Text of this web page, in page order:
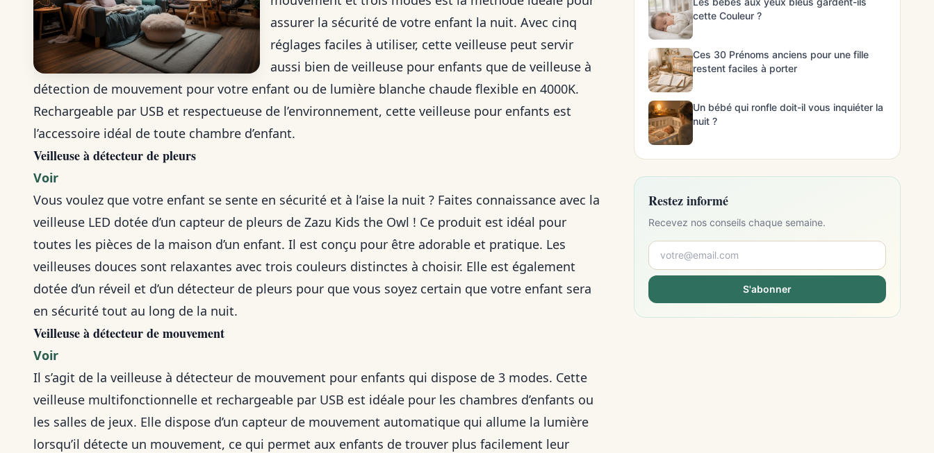
assurer la sécurité de votre enfant la nuit. Avec cinq
réglages faciles à utiliser, cette veilleuse peut servir
aussi bien de veilleuse pour enfants que de veilleuse à
détection de mouvement pour votre enfant ou de lumière blanche chaude flexible en 4000K.
Rechargeable par USB et respectueuse de l’environnement, cette veilleuse pour enfants est
l’accessoire idéal de toute chambre d’enfant.
Veilleuse à détecteur de pleurs
Voir
Vous voulez que votre enfant se sente en sécurité et à l’aise la nuit ? Faites connaissance avec la
veilleuse LED dotée d’un capteur de pleurs de Zazu Kids the Owl ! Ce produit est idéal pour
toutes les pièces de la maison d’un enfant. Il est conçu pour être adorable et pratique. Les
veilleuses douces sont relaxantes avec trois couleurs distinctes à choisir. Elle est également
dotée d’un réveil et d’un détecteur de pleurs pour que vous soyez certain que votre enfant sera
en sécurité tout au long de la nuit.
Veilleuse à détecteur de mouvement
Voir
Il s’agit de la veilleuse à détecteur de mouvement pour enfants qui dispose de 3 modes. Cette
veilleuse multifonctionnelle et rechargeable par USB est idéale pour les chambres d’enfants ou
les salles de jeux. Elle dispose d’un capteur de mouvement automatique qui allume la lumière
lorsqu’il détecte un mouvement, ce qui permet aux enfants de trouver plus facilement leur
cette Couleur ?
Ces 30 Prénoms anciens pour une fille
restent faciles à porter
Un bébé qui ronfle doit-il vous inquiéter la
nuit ?
Restez informé
Recevez nos conseils chaque semaine.
S'abonner